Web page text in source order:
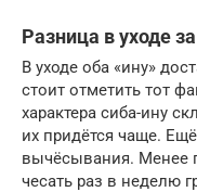
Разница в уходе
В уходе оба «ину»
стоит отметить тот
характера сиба-ину
их придётся чаще.
вычёсывания. Менее
чесать раз в неделю